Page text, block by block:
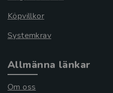
Köpvillkor
Systemkrav
Allmänna länkar
Om oss